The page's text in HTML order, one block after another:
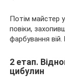
Потім майстер
повіки,
фарбування
2 етап.
цибулин